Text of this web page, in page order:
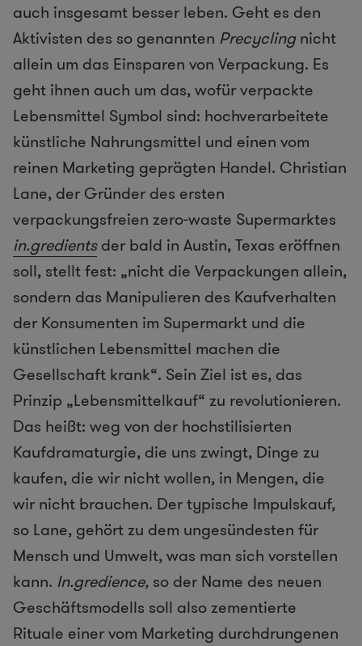
auch insgesamt besser leben. Geht es den
Aktivisten des so genannten Precyclingnicht
allein um das Einsparen von Verpackung. Es
geht ihnen auch um das, wofür verpackte
Lebensmittel Symbol sind: hochverarbeitete
künstliche Nahrungsmittel und einen vom
reinen Marketing geprägten Handel. Christian
Lane, der Gründer des ersten
verpackungsfreien zero-waste Supermarktes
in.gredientsder bald in Austin, Texas eröffnen
soll, stellt fest: „nicht die Verpackungen allein,
sondern das Manipulieren des Kaufverhalten
der Konsumenten im Supermarkt und die
künstlichen Lebensmittel machen die
Gesellschaft krank“. Sein Ziel ist es, das
Prinzip „Lebensmittelkauf“ zu revolutionieren.
Das heißt: weg von der hochstilisierten
Kaufdramaturgie, die uns zwingt, Dinge zu
kaufen, die wir nicht wollen, in Mengen, die
wir nicht brauchen. Der typische Impulskauf,
so Lane, gehört zu dem ungesündesten für
Mensch und Umwelt, was man sich vorstellen
kann. In.gredience, so der Name des neuen
Geschäftsmodells soll also zementierte
Rituale einer vom Marketing durchdrungenen